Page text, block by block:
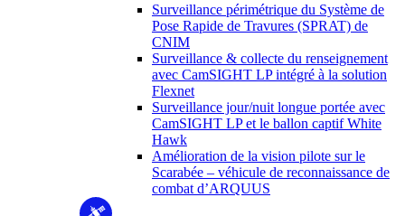
Surveillance périmétrique du Système de
Pose Rapide de Travures (SPRAT) de
CNIM
Surveillance & collecte du renseignement
avec CamSIGHT LP intégré à la solution
Flexnet
Surveillance jour/nuit longue portée avec
CamSIGHT LP et le ballon captif White
Hawk
Amélioration de la vision pilote sur le
Scarabée – véhicule de reconnaissance de
combat d’ARQUUS